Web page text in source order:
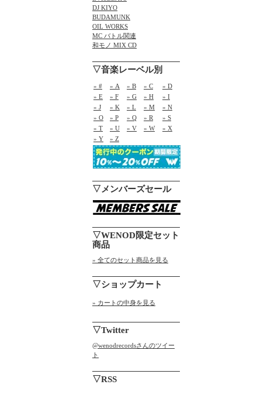
DJ KIYO
BUDAMUNK
OIL WORKS
MC バトル関連
和モノ MIX CD
▽音楽レーベル別
» # » A » B » C
» D
» E
» F » G » H
» I
» J
» K » L » M
» N
» O
» P » Q » R
» S
» T
» U » V » W
» X
» Y
» Z
▽メンバーズセール
▽WENOD限定セット
商品
» 全てのセット商品を見る
▽ショップカート
» カートの中身を見る
▽Twitter
@wenodrecordsさんのツイー
ト
▽RSS